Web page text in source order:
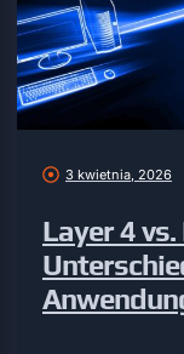
3 kwietnia, 2026
Layer 4